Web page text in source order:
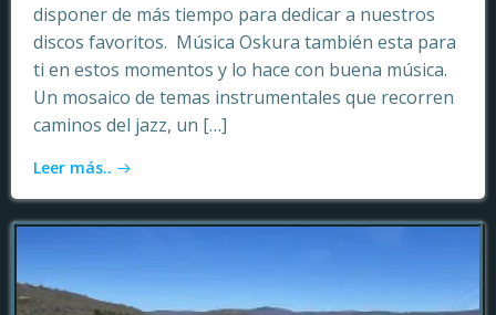
disponer de más tiempo para dedicar a nuestros
discos favoritos. Música Oskura también esta para
ti en estos momentos y lo hace con buena música.
Un mosaico de temas instrumentales que recorren
caminos del jazz, un […]
Leer más..